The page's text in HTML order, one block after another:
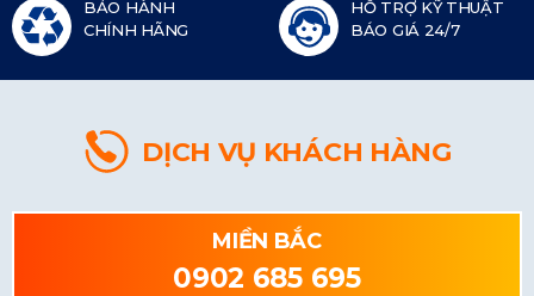
BẢO HÀNH
CHÍNH HÃNG
HỖ TRỢ KỸ THUẬT
BÁO GIÁ 24/7
DỊCH VỤ KHÁCH HÀNG
MIỀN BẮC
0902 685 695